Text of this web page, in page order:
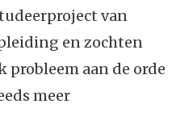
van
en zochten
aan de orde
meer